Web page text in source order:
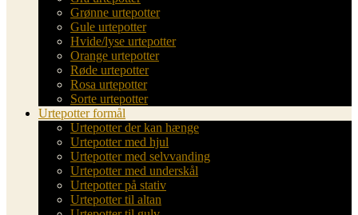
Grønne urtepotter
Gule urtepotter
Hvide/lyse urtepotter
Orange urtepotter
Røde urtepotter
Rosa urtepotter
Sorte urtepotter
Urtepotter formål
Urtepotter der kan hænge
Urtepotter med hjul
Urtepotter med selvvanding
Urtepotter med underskål
Urtepotter på stativ
Urtepotter til altan